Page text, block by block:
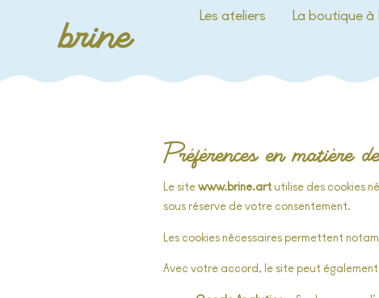
Les ateliers La boutique à
Préférences en matière
Le sitewww.brine.artutilise des cookies
sous réserve de votre consentement.
Les cookies nécessaires permettent
Avec votre accord, le site peut